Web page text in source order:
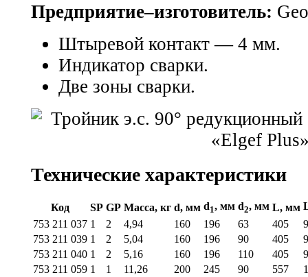
Предприятие–изготовитель:
Штыревой контакт — 4 мм.
Индикатор сварки.
Две зоны сварки.
Технические характеристики
Код SP GP Масса, кг d, мм d1, мм d2, мм L, мм
753 211 037 1 2 4,94 160 196 63 405
753 211 039 1 2 5,04 160 196 90 405
753 211 040 1 2 5,16 160 196 110 405
753 211 059 1 1 11,26 200 245 90 557